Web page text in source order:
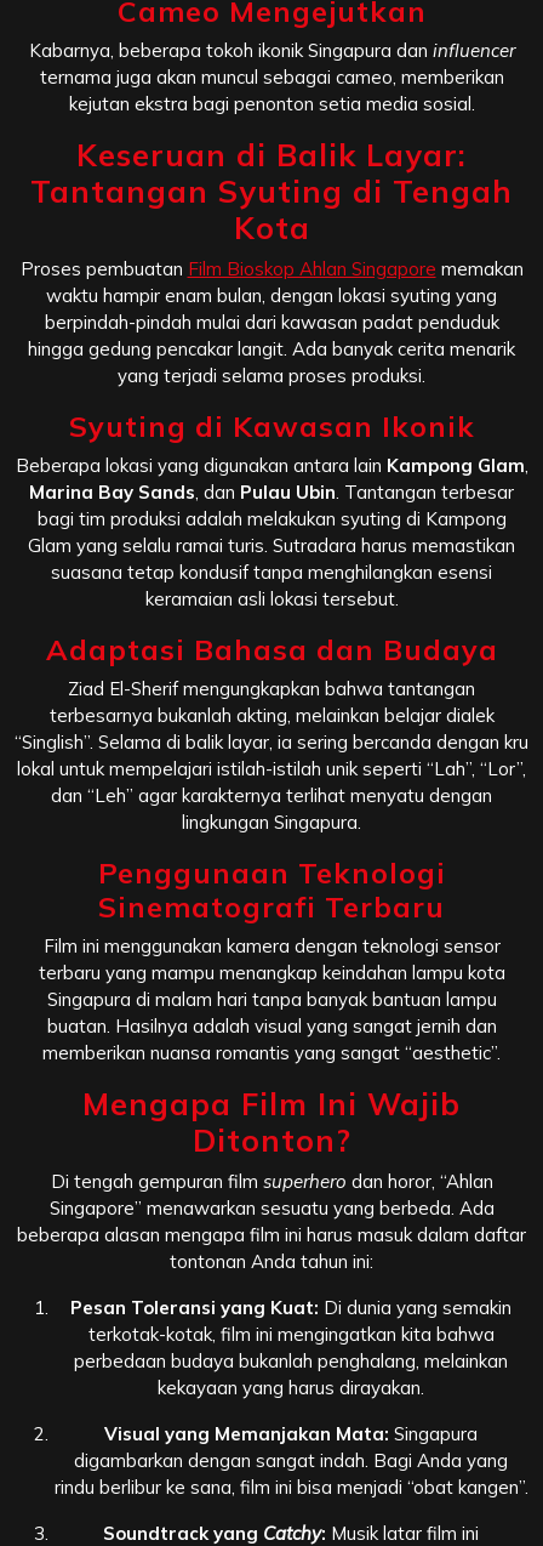
Cameo Mengejutkan
Kabarnya, beberapa tokoh ikonik Singapura dan influencer
ternama juga akan muncul sebagai cameo, memberikan
kejutan ekstra bagi penonton setia media sosial.
Keseruan di Balik Layar:
Tantangan Syuting di Tengah
Kota
Proses pembuatan Film Bioskop Ahlan Singapore memakan
waktu hampir enam bulan, dengan lokasi syuting yang
berpindah-pindah mulai dari kawasan padat penduduk
hingga gedung pencakar langit. Ada banyak cerita menarik
yang terjadi selama proses produksi.
Syuting di Kawasan Ikonik
Beberapa lokasi yang digunakan antara lain Kampong Glam
Marina Bay Sands , dan Pulau Ubin . Tantangan terbesar
bagi tim produksi adalah melakukan syuting di Kampong
Glam yang selalu ramai turis. Sutradara harus memastikan
suasana tetap kondusif tanpa menghilangkan esensi
keramaian asli lokasi tersebut.
Adaptasi Bahasa dan Budaya
Ziad El-Sherif mengungkapkan bahwa tantangan
terbesarnya bukanlah akting, melainkan belajar dialek
“Singlish”. Selama di balik layar, ia sering bercanda dengan kru
lokal untuk mempelajari istilah-istilah unik seperti “Lah”, “Lor”,
dan “Leh” agar karakternya terlihat menyatu dengan
lingkungan Singapura.
Penggunaan Teknologi
Sinematografi Terbaru
Film ini menggunakan kamera dengan teknologi sensor
terbaru yang mampu menangkap keindahan lampu kota
Singapura di malam hari tanpa banyak bantuan lampu
buatan. Hasilnya adalah visual yang sangat jernih dan
memberikan nuansa romantis yang sangat “aesthetic”.
Mengapa Film Ini Wajib
Ditonton?
Di tengah gempuran film superhero dan horor, “Ahlan
Singapore” menawarkan sesuatu yang berbeda. Ada
beberapa alasan mengapa film ini harus masuk dalam daftar
tontonan Anda tahun ini:
Pesan Toleransi yang Kuat: Di dunia yang semakin
terkotak-kotak, film ini mengingatkan kita bahwa
perbedaan budaya bukanlah penghalang, melainkan
kekayaan yang harus dirayakan.
Visual yang Memanjakan Mata: Singapura
digambarkan dengan sangat indah. Bagi Anda yang
rindu berlibur ke sana, film ini bisa menjadi “obat kangen”.
Soundtrack yang Catchy: Musik latar film ini